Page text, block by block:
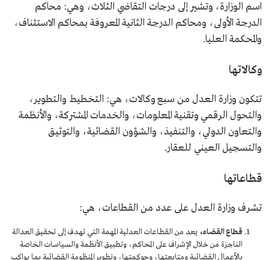
اسم الوزارة، وتشير إلى درجات التقاضي الثلاث، وهي: محاكم
الدرجة الأولى، ومحاكم الدرجة الثانية المعروفة بمحاكم الاستئناف،
والمحكمة العليا.
وكالاتها
تتكون وزارة العدل من سبع وكالات، هي: التخطيط والتطوير،
والتحول الرقمي وتقنية المعلومات، والخدمات المشتركة، والأنظمة
والتعاون الدولي، والتنفيذ، والشؤون القضائية، والتوثيق
والتسجيل العيني للعقار.
قطاعاتها
تشرف وزارة العدل على عدد من القطاعات، هي:
قطاع القضاء، يعد من القطاعات العدلية المهمة التي تهدف إلى تحقيق العدالة
الناجزة من خلال الإشراف على المحاكم، وتطبيق الأنظمة والسياسات الخاصة
بالأعمال القضائية ومتابعتها، وحوكمتها، وتطوير المنظومة القضائية بما يواكب